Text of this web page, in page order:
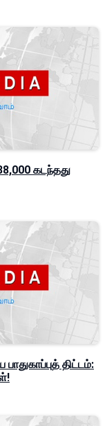
கடந்தது
திட்டம்: